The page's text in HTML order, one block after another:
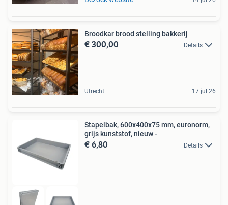
Broodkar brood stelling bakkerij
€ 300,00 Details
Utrecht 17 jul 26
Stapelbak, 600x400x75 mm, euronorm,
grijs kunststof, nieuw -
€ 6,80 Details